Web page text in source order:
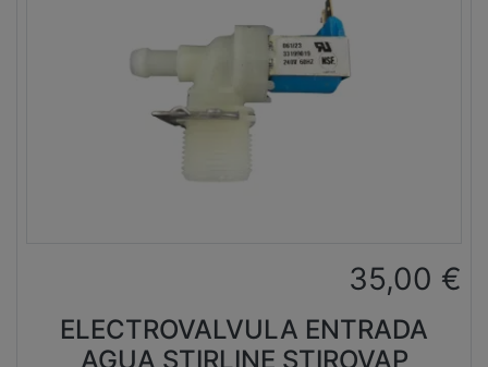
35,00 €
ELECTROVALVULA ENTRADA
AGUA STIRLINE STIROVAP